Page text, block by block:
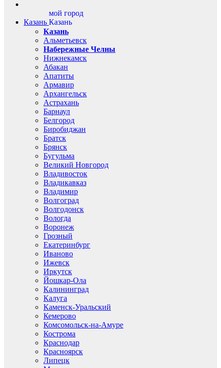
Казань
мой город
Казань
Казань
Альметьевск
Набережные Челны
Нижнекамск
Абакан
Апатиты
Армавир
Архангельск
Астрахань
Барнаул
Белгород
Биробиджан
Братск
Брянск
Бугульма
Великий Новгород
Владивосток
Владикавказ
Владимир
Волгоград
Волгодонск
Вологда
Воронеж
Грозный
Екатеринбург
Иваново
Ижевск
Иркутск
Йошкар-Ола
Калининград
Калуга
Каменск-Уральский
Кемерово
Комсомольск-на-Амуре
Кострома
Краснодар
Красноярск
Липецк